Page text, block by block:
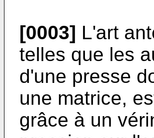
[0003] L'art
telles que les
d'une presse
une matrice,
grâce à un